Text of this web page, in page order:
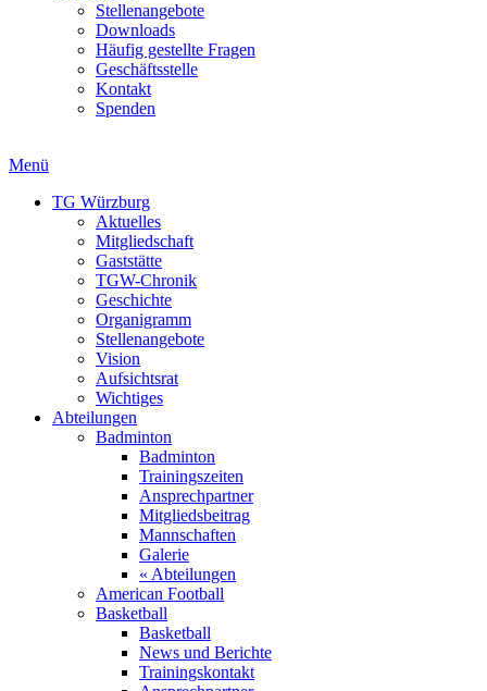
Stellenangebote
Downloads
Häufig gestellte Fragen
Geschäftsstelle
Kontakt
Spenden
Menü
TG Würzburg
Aktuelles
Mitgliedschaft
Gaststätte
TGW-Chronik
Geschichte
Organigramm
Stellenangebote
Vision
Aufsichtsrat
Wichtiges
Abteilungen
Badminton
Badminton
Trainingszeiten
Ansprechpartner
Mitgliedsbeitrag
Mannschaften
Galerie
« Abteilungen
American Football
Basketball
Basketball
News und Berichte
Trainingskontakt